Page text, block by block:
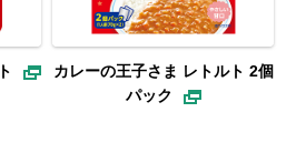
カレーの王子さま レトルト 2個
パック